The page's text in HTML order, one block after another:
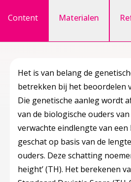
Content Materialen
Het is van belang de
betrekken bij het beoordelen
Die genetische aanleg wordt
van de biologische ouders
verwachte eindlengte van
geschat op basis van de
ouders. Deze schatting
height’ (TH). Het berekenen